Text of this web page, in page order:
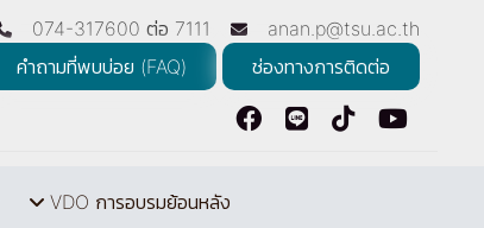
074-317600 ต่อ 7111
anan.p@tsu.ac.th
คำถามที่พบบ่อย (FAQ) ช่องทางการติดต่อ
VDO การอบรมย้อนหลัง